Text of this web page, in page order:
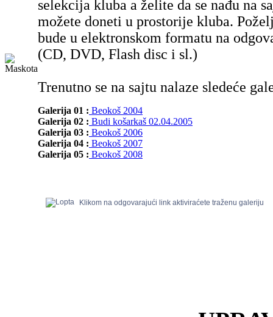
selekcija kluba a želite da se nađu na
možete doneti u prostorije kluba.
bude u elektronskom formatu na
(CD, DVD, Flash disc i sl.)
Trenutno se na sajtu nalaze sledeće
Galerija 01 : Beokoš 2004
Galerija 02 : Budi košarkaš 02.04.2005
Galerija 03 : Beokoš 2006
Galerija 04 : Beokoš 2007
Galerija 05 : Beokoš 2008
Klikom na odgovarajući link aktiviraćete traženu galeriju